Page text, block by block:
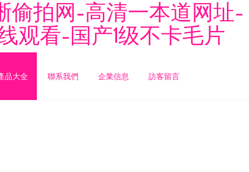
偷拍网-高清一本道网址-
观看-国产1级不卡毛片
品大全 聯系我們 企業信息 訪客留言